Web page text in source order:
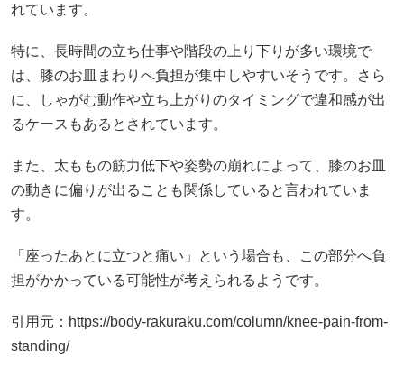
れています。
特に、長時間の立ち仕事や階段の上り下りが多い環境で
は、膝のお皿まわりへ負担が集中しやすいそうです。さら
に、しゃがむ動作や立ち上がりのタイミングで違和感が出
るケースもあるとされています。
また、太ももの筋力低下や姿勢の崩れによって、膝のお皿
の動きに偏りが出ることも関係していると言われていま
す。
「座ったあとに立つと痛い」という場合も、この部分へ負
担がかかっている可能性が考えられるようです。
引用元： https://body-rakuraku.com/column/knee-pain-from-
standing/